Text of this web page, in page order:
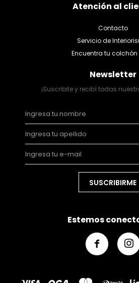
Atención al
Contacto
Servicio de
Encuentra tu colchón
Newsletter
¡Suscribite y recibí todas
SUSCRIBIRME
Estemos
 